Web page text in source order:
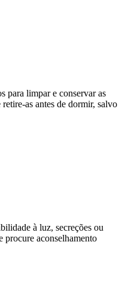
para limpar e conservar as
as antes de dormir, salvo
à luz, secreções ou
procure aconselhamento